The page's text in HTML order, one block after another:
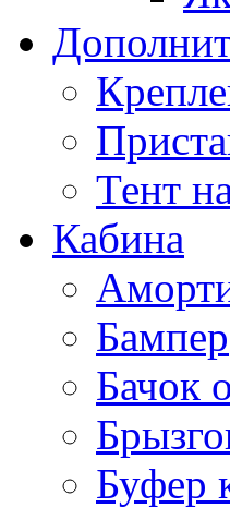
Тент
Кабина
Бампер
Бачок
Буфер